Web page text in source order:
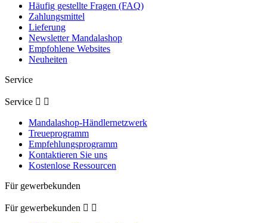
Häufig gestellte Fragen (FAQ)
Zahlungsmittel
Lieferung
Newsletter Mandalashop
Empfohlene Websites
Neuheiten
Service
Service  
Mandalashop-Händlernetzwerk
Treueprogramm
Empfehlungsprogramm
Kontaktieren Sie uns
Kostenlose Ressourcen
Für gewerbekunden
Für gewerbekunden  